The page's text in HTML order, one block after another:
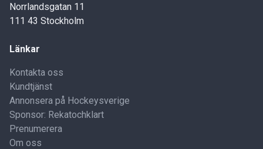
Norrlandsgatan 11
111 43 Stockholm
Länkar
Kontakta oss
Kundtjänst
Annonsera på Hockeysverige
Sponsor: Rekatochklart
Prenumerera
Om oss